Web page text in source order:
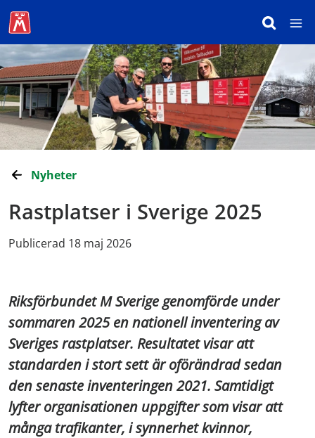
Nyheter
Rastplatser i Sverige 2025
Publicerad 18 maj 2026
Riksförbundet M Sverige genomförde under
sommaren 2025 en nationell inventering av
Sveriges rastplatser. Resultatet visar att
standarden i stort sett är oförändrad sedan
den senaste inventeringen 2021. Samtidigt
lyfter organisationen uppgifter som visar att
många trafikanter, i synnerhet kvinnor,